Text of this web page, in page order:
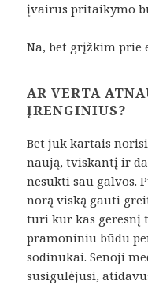
įvairūs pritaikymo
Na, bet grįžkim prie
AR VERTA
ĮRENGINIUS?
Bet juk kartais
naują, tviskantį ir
nesukti sau galvos.
norą viską gauti
turi kur kas geresnį
pramoniniu būdu
sodinukai. Senoji
susigulėjusi,